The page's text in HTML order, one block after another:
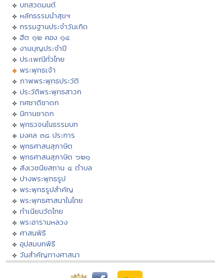
บทสวดมนต์
หลักธรรมนำสุขฯ
กรรมฐานประจำวันเกิด
ฮีต ๑๒ คอง ๑๔
งานบุญประจำปี
ประเพณีทั่วไทย
พระพุทธเจ้า
ภาพพระพุทธประวัติ
ประวัติพระพุทธสาวก
ทศชาติชาดก
นิทานชาดก
พุทธวจนในธรรมบท
มงคล ๓๘ ประการ
พุทธศาสนสุภาษิต
พุทธศาสนสุภาษิต ๖๒๑
สังเวชนียสถาน ๔ ตำบล
ปางพระพุทธรูป
พระพุทธรูปสำคัญ
พระพุทธศาสนาในไทย
ทำเนียบวัดไทย
พระอารามหลวง
ศาสนพิธี
อุปสมบทพิธี
วันสำคัญทางศาสนา